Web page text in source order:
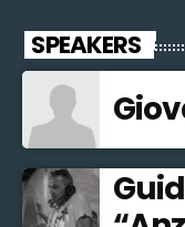
SPEAKERS